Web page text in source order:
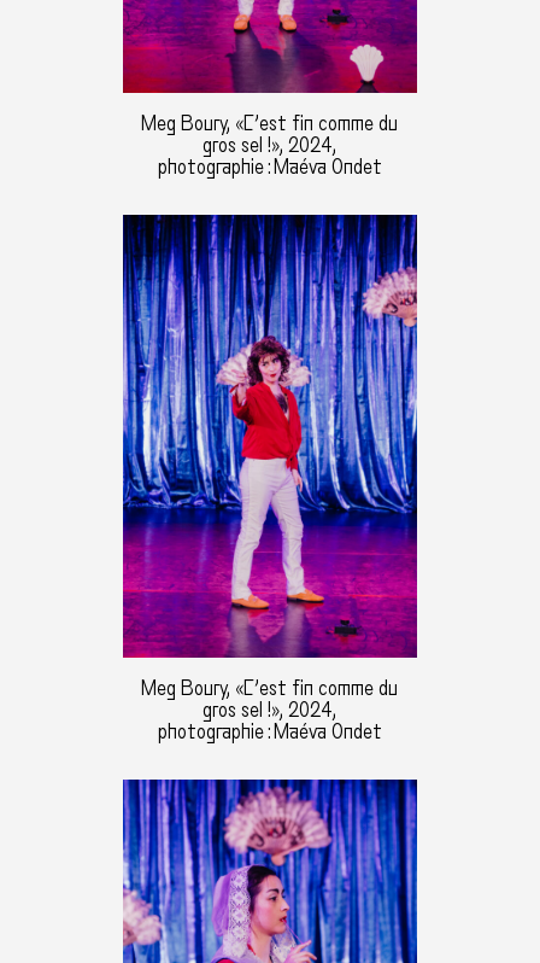
Meg Boury, «C’est fin comme du
gros sel !», 2024,
photographie : Maéva Ondet
Meg Boury, «C’est fin comme du
gros sel !», 2024,
photographie : Maéva Ondet